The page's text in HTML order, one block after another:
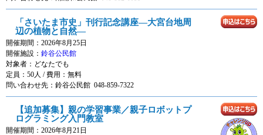
「さいたま市史」刊行記念講座―大宮台地周
辺の植物と自然―
開催期間：2026年8月25日
開催施設： 鈴谷公民館
対象者： どなたでも
定員：50人 / 費用： 無料
問い合わせ先：鈴谷公民館 048-859-7322
【追加募集】親の学習事業／親子ロボットプ
ログラミング入門教室
開催期間：2026年8月21日